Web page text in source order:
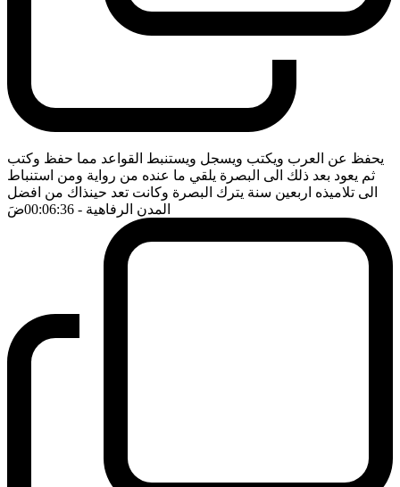
يحفظ عن العرب ويكتب ويسجل ويستنبط القواعد مما حفظ وكتب
ثم يعود بعد ذلك الى البصرة يلقي ما عنده من رواية ومن استنباط
الى تلاميذه اربعين سنة يترك البصرة وكانت تعد حينذاك من افضل
المدن الرفاهية - 00:06:36 ضَ